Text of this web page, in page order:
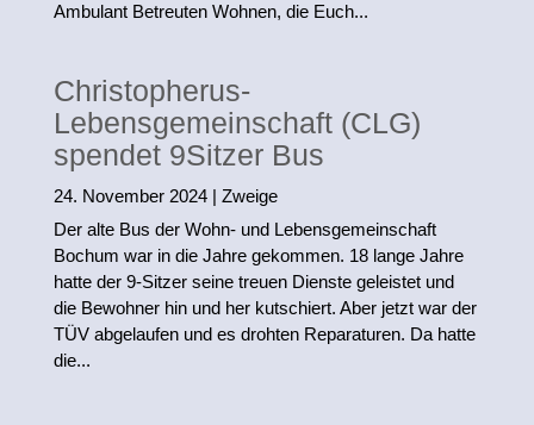
Ambulant Betreuten Wohnen, die Euch...
Christopherus-
Lebensgemeinschaft (CLG)
spendet 9Sitzer Bus
24. November 2024| Zweige
Der alte Bus der Wohn- und Lebensgemeinschaft
Bochum war in die Jahre gekommen. 18 lange Jahre
hatte der 9-Sitzer seine treuen Dienste geleistet und
die Bewohner hin und her kutschiert. Aber jetzt war der
TÜV abgelaufen und es drohten Reparaturen. Da hatte
die...